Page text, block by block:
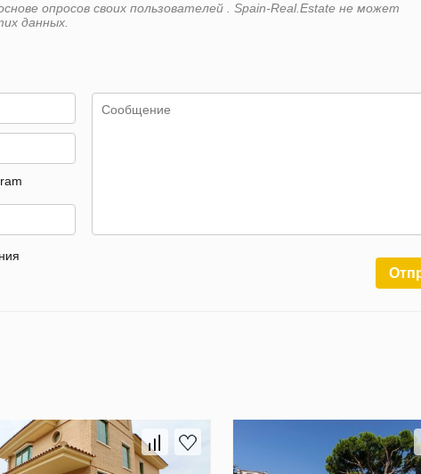
опросов своих пользователей . Spain-Real.Estate не может
данных.